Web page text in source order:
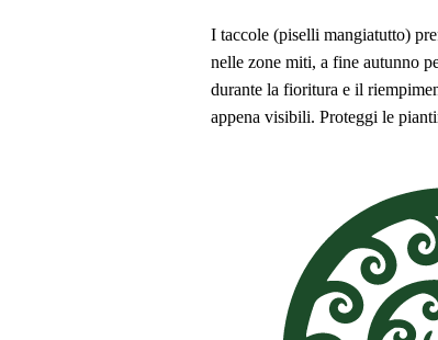
I taccole (piselli mangiatutto)
nelle zone miti, a fine autunno
durante la fioritura e il
appena visibili. Proteggi le